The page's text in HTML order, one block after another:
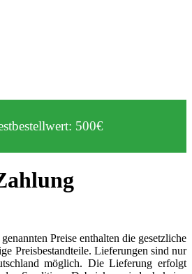
500€
Preise enthalten die gesetzliche
Preisbestandteile. Lieferungen sind nur
möglich. Die Lieferung erfolgt